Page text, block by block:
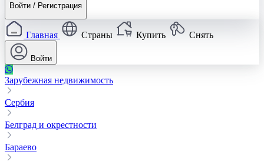
Войти / Регистрация
Главная Страны Купить Снять
Войти
Зарубежная недвижимость
Сербия
Белград и окрестности
Бараево